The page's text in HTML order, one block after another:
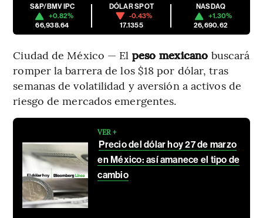
S&P/BMV IPC
+0.82%
66,938.64
DÓLAR SPOT
-0.43%
17.1355
NASDAQ
+1.30%
26,690.62
Ciudad de México — El peso mexicano buscará
romper la barrera de los $18 por dólar, tras
semanas de volatilidad y aversión a activos de
riesgo de mercados emergentes.
VER +
Precio del dólar hoy 27 de marzo
en México: así amanece el tipo de
cambio